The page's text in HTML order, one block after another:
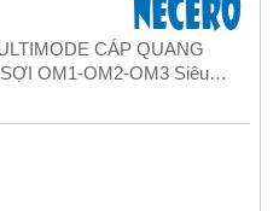
CÁP QUANG
OM1-OM2-OM3 Siêu